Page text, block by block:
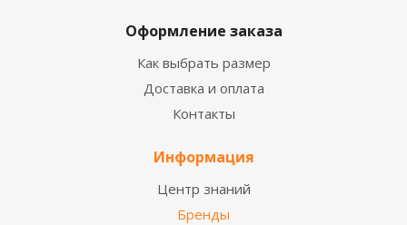
Оформление заказа
Как выбрать размер
Доставка и оплата
Контакты
Информация
Центр знаний
Бренды